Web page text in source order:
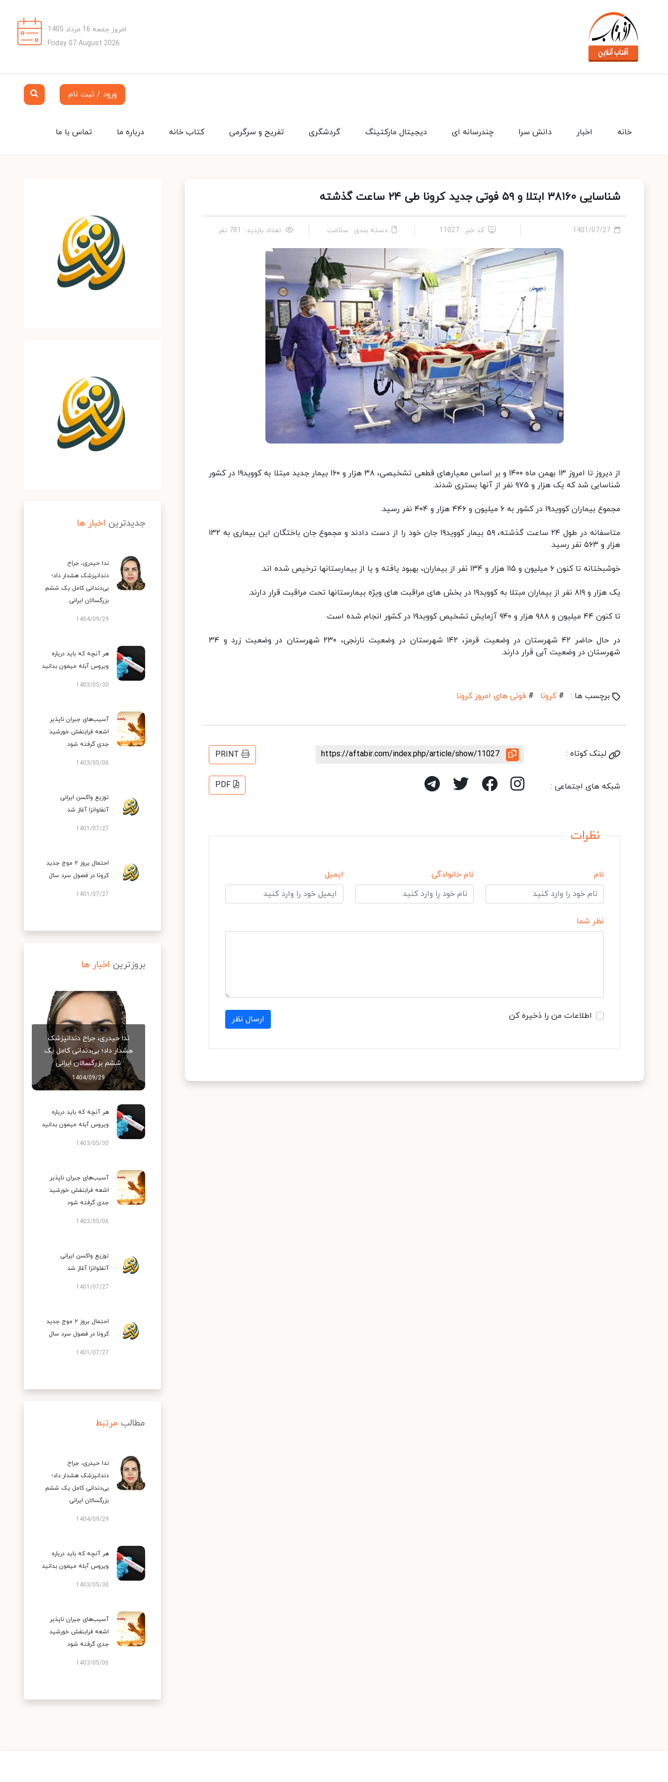
امروز جمعه 16 مرداد 1405
Friday 07 August 2026
ورود / ثبت نام
تماس با ما درباره ما کتاب خانه تفریح و سرگرمی گردشگری دیجیتال مارکتینگ چندرسانه ای دانش سرا اخبار خانه
شناسایی ۳۸۱۶۰ ابتلا و ۵۹ فوتی جدید کرونا طی ۲۴ ساعت گذشته
1401/07/27 کد خبر : 11027 دسته بندی : سلامت تعداد بازدید : 781 نفر
از دیروز تا امروز ۱۳ بهمن ماه ۱۴۰۰ و بر اساس معیارهای قطعی تشخیصی، ۳۸ هزار و ۱۶۰ بیمار جدید مبتلا به کووید۱۹ در کشور
شناسایی شد که یک هزار و ۹۷۵ نفر از آنها بستری شدند.
مجموع بیماران کووید۱۹ در کشور به ۶ میلیون و ۴۴۶ هزار و ۴۰۴ نفر رسید.
متاسفانه در طول ۲۴ ساعت گذشته، ۵۹ بیمار کووید۱۹ جان خود را از دست دادند و مجموع جان باختگان این بیماری به ۱۳۲
هزار و ۵۶۳ نفر رسید.
خوشبختانه تا کنون ۶ میلیون و ۱۱۵ هزار و ۱۳۴ نفر از بیماران، بهبود یافته و یا از بیمارستانها ترخیص شده اند.
یک هزار و ۸۱۹ نفر از بیماران مبتلا به کووید۱۹ در بخش های مراقبت های ویژه بیمارستانها تحت مراقبت قرار دارند.
تا کنون ۴۴ میلیون و ۹۸۸ هزار و ۹۴۰ آزمایش تشخیص کووید۱۹ در کشور انجام شده است.
در حال حاضر ۴۲ شهرستان در وضعیت قرمز، ۱۴۲ شهرستان در وضعیت نارنجی، ۲۳۰ شهرستان در وضعیت زرد و ۳۴
شهرستان در وضعیت آبی قرار دارند.
برچسب ها : # کرونا # فوتی های امروز کرونا
لینک کوتاه : https://aftabir.com/index.php/article/show/11027
PRINT
شبکه های اجتماعی : PDF
نظرات
نام نام خانوادگی ایمیل
نظر شما
اطلاعات من را ذخیره کن ارسال نظر
جدیدترین اخبار ها
ندا حیدری، جراح
دندانپزشک هشدار داد؛
بی‌دندانی کامل یک ششم
بزرگسالان ایرانی
1404/09/29
هر آنچه که باید درباره
ویروس آبله میمون بدانید
1403/05/30
آسیب‌های جبران ناپذیر
اشعه فرابنفش خورشید
جدی گرفته شود
1403/05/06
توزیع واکسن ایرانی
آنفلوانزا آغاز شد
1401/07/27
احتمال بروز ۲ موج جدید
کرونا در فصول سرد سال
1401/07/27
بروزترین اخبار ها
ندا حیدری، جراح دندانپزشک
هشدار داد؛ بی‌دندانی کامل یک
ششم بزرگسالان ایرانی
1404/09/29
هر آنچه که باید درباره
ویروس آبله میمون بدانید
1403/05/30
آسیب‌های جبران ناپذیر
اشعه فرابنفش خورشید
جدی گرفته شود
1403/05/06
توزیع واکسن ایرانی
آنفلوانزا آغاز شد
1401/07/27
احتمال بروز ۲ موج جدید
کرونا در فصول سرد سال
1401/07/27
مطالب مرتبط
ندا حیدری، جراح
دندانپزشک هشدار داد؛
بی‌دندانی کامل یک ششم
بزرگسالان ایرانی
1404/09/29
هر آنچه که باید درباره
ویروس آبله میمون بدانید
1403/05/30
آسیب‌های جبران ناپذیر
اشعه فرابنفش خورشید
جدی گرفته شود
1403/05/06